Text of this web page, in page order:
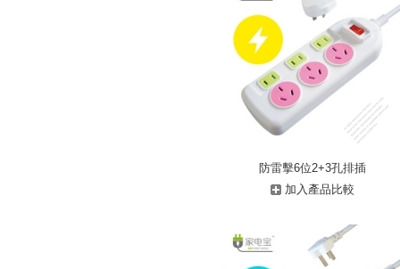
防雷擊6位2+3孔排插
加入產品比較